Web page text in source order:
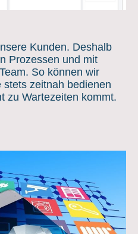
Kunden. Deshalb
Prozessen und mit
So können wir
zeitnah bedienen
zu Wartezeiten kommt.